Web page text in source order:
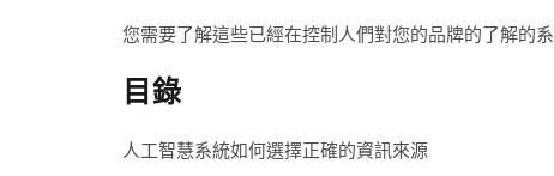
您需要了解這些已經在控制人們對您的品牌的了解的
目錄
人工智慧系統如何選擇正確的資訊來源